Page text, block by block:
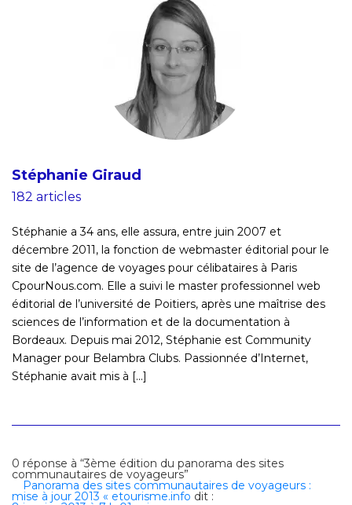
Stéphanie Giraud
182 articles
Stéphanie a 34 ans, elle assura, entre juin 2007 et
décembre 2011, la fonction de webmaster éditorial pour le
site de l’agence de voyages pour célibataires à Paris
CpourNous.com. Elle a suivi le master professionnel web
éditorial de l’université de Poitiers, après une maîtrise des
sciences de l’information et de la documentation à
Bordeaux. Depuis mai 2012, Stéphanie est Community
Manager pour Belambra Clubs. Passionnée d’Internet,
Stéphanie avait mis à [...]
0 réponse à “3ème édition du panorama des sites
communautaires de voyageurs”
Panorama des sites communautaires de voyageurs :
mise à jour 2013 « etourisme.info dit :